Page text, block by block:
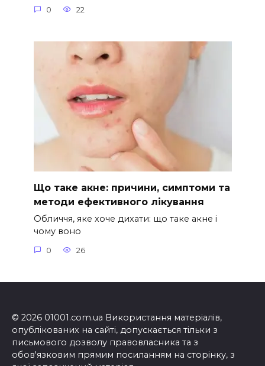
0 22
Що таке акне: причини, симптоми та
методи ефективного лікування
Обличчя, яке хоче дихати: що таке акне і
чому воно
0 26
© 2026 01001.com.ua Використання матеріалів,
опублікованих на сайті, допускається тільки з
письмового дозволу правовласника та з
обов'язковим прямим посиланням на сторінку, з